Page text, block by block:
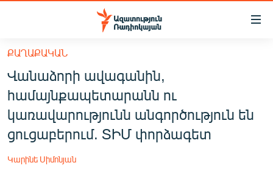
Մատչելիության
հիմնական
բովանդակությանը
Անցնել
հիմնական
մենյուին
Որոնում
ՔԱՂԱՔԱԿԱՆ
ԸՆՏՐՈՒԹՅՈՒՆՆԵՐ 2026
ՔԱՂԱՔԱԿԱՆ
Վանաձորի ավագանին,
համայնքապետարանն ու
կառավարությունն անգործություն են
ցուցաբերում. ՏԻՄ փորձագետ
Կարինե Սիմոնյան